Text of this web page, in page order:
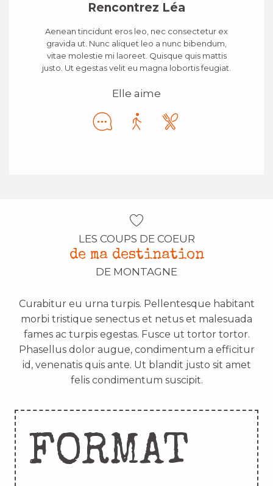
Rencontrez Léa
Aenean tincidunt eros leo, nec consectetur ex
gravida ut. Nunc aliquet leo a nunc bibendum,
vitae molestie mi laoreet. Quisque quis mattis
justo. Ut egestas velit eu magna lobortis feugiat.
Elle aime
LES COUPS DE COEUR
de ma destination
DE MONTAGNE
Curabitur eu urna turpis. Pellentesque habitant
morbi tristique senectus et netus et malesuada
fames ac turpis egestas. Fusce ut tortor tortor.
Phasellus dolor augue, condimentum a efficitur
id, venenatis quis ante. Ut blandit justo sit amet
felis condimentum suscipit.
FORMAT